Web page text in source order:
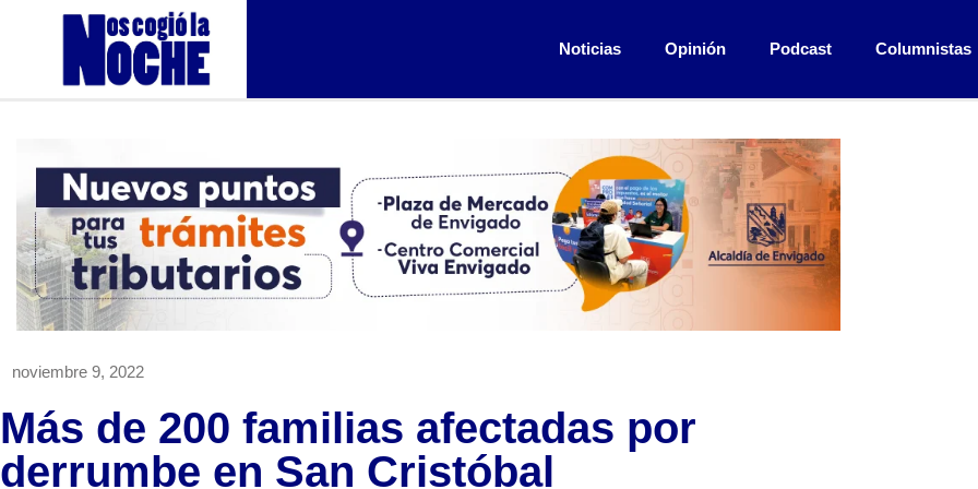
Noticias Opinión Podcast Columnistas
noviembre 9, 2022
Más de 200 familias afectadas por
derrumbe en San Cristóbal